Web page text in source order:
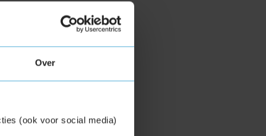
Over
(ook voor social media)